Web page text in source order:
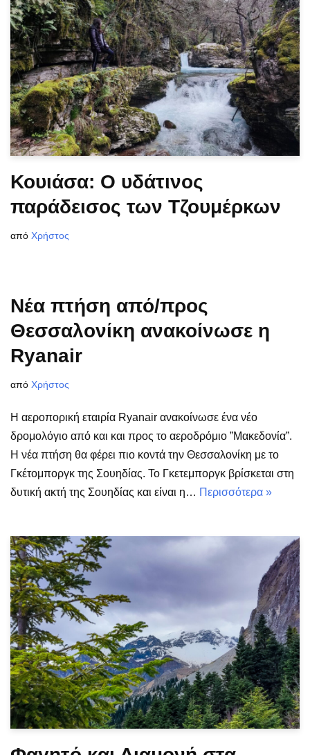
Κουιάσα: Ο υδάτινος
παράδεισος των Τζουμέρκων
από Χρήστος
Νέα πτήση από/προς
Θεσσαλονίκη ανακοίνωσε η
Ryanair
από Χρήστος
Η αεροπορική εταιρία Ryanair ανακοίνωσε ένα νέο
δρομολόγιο από και και προς το αεροδρόμιο ”Μακεδονία”.
Η νέα πτήση θα φέρει πιο κοντά την Θεσσαλονίκη με το
Γκέτομποργκ της Σουηδίας. Το Γκετεμποργκ βρίσκεται στη
δυτική ακτή της Σουηδίας και είναι η… Περισσότερα »